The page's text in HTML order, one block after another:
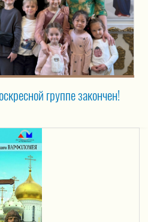
группе закончен!